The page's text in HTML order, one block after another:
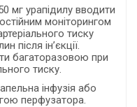
мг урапідилу вводити
моніторингом
тиску
після ін’єкції.
багаторазовою при
тиску.
інфузія або
перфузатора.